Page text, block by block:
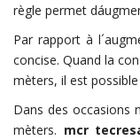
règle permet
Par rapport à
concise. Quand la
mèters, il est
Dans des occasions
mèters. mcr